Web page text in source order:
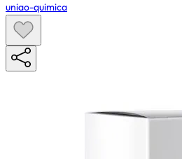
uniao-quimica